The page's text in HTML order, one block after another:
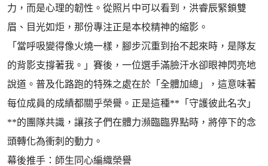
力，而是心理的韌性。從照片中可以看到，洪睿辰緊鎖雙
眉、目光如炬，那份專注正是本校精神的縮影。
「當呼吸變得像火燒一樣，腳步沉重到抬不起來時，是隊友
的背影支撐著我。」賽後，一位選手滿臉汗水卻眼神閃亮地
說道。普及化路跑的特殊之處在於「全體加總」，這意味著
每位成員的成績都關乎榮譽。正是這種**「守護彼此名次」
**的團隊共識，讓孩子們在體力瀕臨臨界點時，將停下的念
頭轉化為衝刺的動力。
幕後推手：師生同心編織榮譽